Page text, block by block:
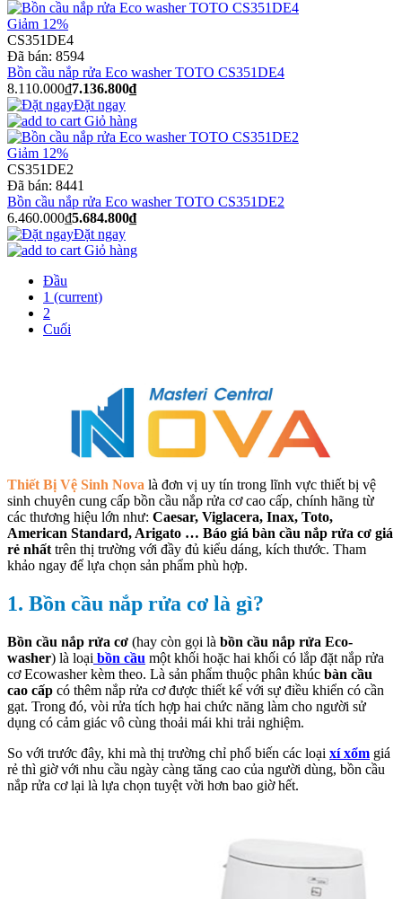
Giảm 12%
CS351DE4
Đã bán: 8594
Bồn cầu nắp rửa Eco washer TOTO CS351DE4
8.110.000₫7.136.800₫
Đặt ngay
Giỏ hàng
Giảm 12%
CS351DE2
Đã bán: 8441
Bồn cầu nắp rửa Eco washer TOTO CS351DE2
6.460.000₫5.684.800₫
Đặt ngay
Giỏ hàng
Đầu
1 (current)
2
Cuối
Thiết Bị Vệ Sinh Nova là đơn vị uy tín trong lĩnh vực thiết bị vệ
sinh chuyên cung cấp bồn cầu nắp rửa cơ cao cấp, chính hãng từ
các thương hiệu lớn như: Caesar, Viglacera, Inax, Toto,
American Standard, Arigato … Báo giá bàn cầu nắp rửa cơ giá
rẻ nhất trên thị trường với đầy đủ kiểu dáng, kích thước. Tham
khảo ngay để lựa chọn sản phẩm phù hợp.
1. Bồn cầu nắp rửa cơ là gì?
Bồn cầu nắp rửa cơ (hay còn gọi là bồn cầu nắp rửa Eco-
washer) là loại bồn cầu một khối hoặc hai khối có lắp đặt nắp rửa
cơ Ecowasher kèm theo. Là sản phẩm thuộc phân khúc bàn cầu
cao cấp có thêm nắp rửa cơ được thiết kế với sự điều khiển có cần
gạt. Trong đó, vòi rửa tích hợp hai chức năng làm cho người sử
dụng có cảm giác vô cùng thoải mái khi trải nghiệm.
So với trước đây, khi mà thị trường chỉ phổ biến các loại xí xổm giá
rẻ thì giờ với nhu cầu ngày càng tăng cao của người dùng, bồn cầu
nắp rửa cơ lại là lựa chọn tuyệt vời hơn bao giờ hết.